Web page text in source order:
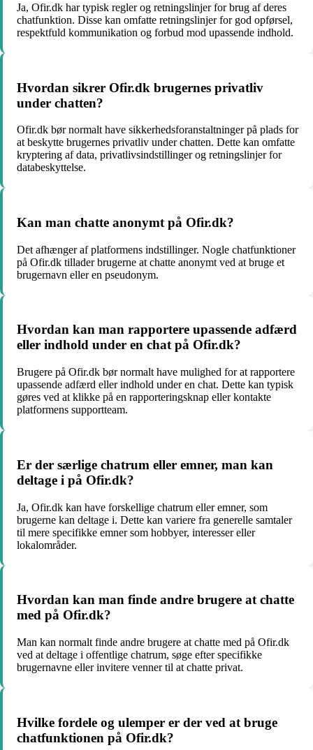
Ja, Ofir.dk har typisk regler og retningslinjer for brug af deres
chatfunktion. Disse kan omfatte retningslinjer for god opførsel,
respektfuld kommunikation og forbud mod upassende indhold.
Hvordan sikrer Ofir.dk brugernes privatliv
under chatten?
Ofir.dk bør normalt have sikkerhedsforanstaltninger på plads for
at beskytte brugernes privatliv under chatten. Dette kan omfatte
kryptering af data, privatlivsindstillinger og retningslinjer for
databeskyttelse.
Kan man chatte anonymt på Ofir.dk?
Det afhænger af platformens indstillinger. Nogle chatfunktioner
på Ofir.dk tillader brugerne at chatte anonymt ved at bruge et
brugernavn eller en pseudonym.
Hvordan kan man rapportere upassende adfærd
eller indhold under en chat på Ofir.dk?
Brugere på Ofir.dk bør normalt have mulighed for at rapportere
upassende adfærd eller indhold under en chat. Dette kan typisk
gøres ved at klikke på en rapporteringsknap eller kontakte
platformens supportteam.
Er der særlige chatrum eller emner, man kan
deltage i på Ofir.dk?
Ja, Ofir.dk kan have forskellige chatrum eller emner, som
brugerne kan deltage i. Dette kan variere fra generelle samtaler
til mere specifikke emner som hobbyer, interesser eller
lokalområder.
Hvordan kan man finde andre brugere at chatte
med på Ofir.dk?
Man kan normalt finde andre brugere at chatte med på Ofir.dk
ved at deltage i offentlige chatrum, søge efter specifikke
brugernavne eller invitere venner til at chatte privat.
Hvilke fordele og ulemper er der ved at bruge
chatfunktionen på Ofir.dk?